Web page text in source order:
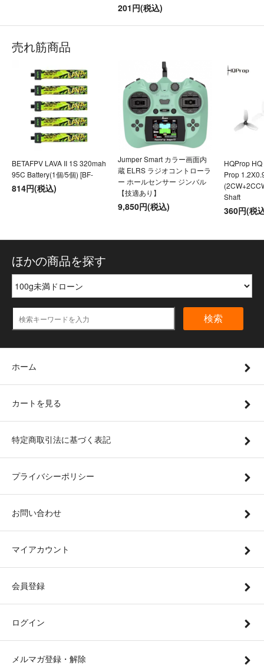
201円(税込)
売れ筋商品
BETAFPV LAVA II 1S 320mah
95C Battery(1個/5個) [BF-
814円(税込)
Jumper Smart カラー画面内
蔵 ELRS ラジオコントローラ
ー ホールセンサー ジンバル
【技適あり】
9,850円(税込)
HQProp
Prop
Shaft
360円(税
ほかの商品を探す
検索
ホーム
カートを見る
特定商取引法に基づく表記
プライバシーポリシー
お問い合わせ
マイアカウント
会員登録
ログイン
メルマガ登録・解除